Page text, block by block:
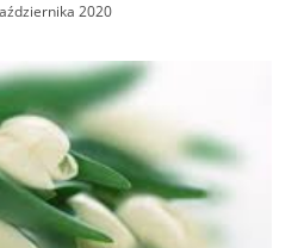
2020